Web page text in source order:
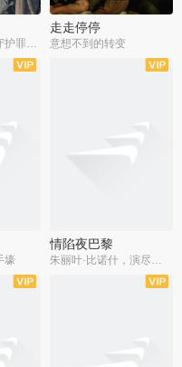
南京沦陷，百姓守护罪证底片
走走停停
意想不到的转变
壕
情陷夜巴黎